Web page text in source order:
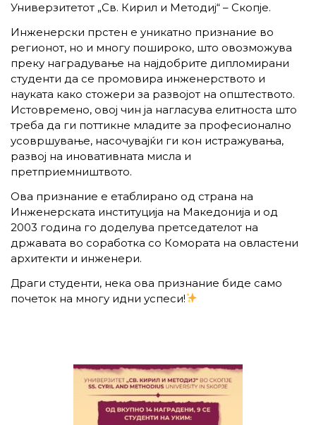
Универзитетот „Св. Кирил и Методиј“ – Скопје.
Инженерски прстен е уникатно признание во
регионот, но и многу пошироко, што овозможува
преку наградување на најдобрите дипломирани
студенти да се промовира инженерството и
науката како стожери за развојот на општеството.
Истовремено, овој чин ја нагласува елитноста што
треба да ги поттикне младите за професионално
усовршување, насочувајќи ги кон истражувања,
развој на иновативната мисла и
претприемништвото.
Ова признание е етаблирано од страна на
Инженерската институција на Македонија и од
2003 година го доделува претседателот на
државата во соработка со Комората на овластени
архитекти и инженери.
Драги студенти, нека ова признание биде само
почеток на многу идни успеси!